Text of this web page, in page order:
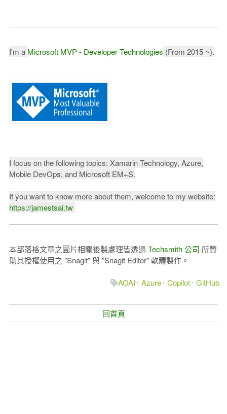
I'm a Microsoft MVP - Developer Technologies (From 2015 ~).
I focus on the following topics: Xamarin Technology, Azure,
Mobile DevOps, and Microsoft EM+S.
If you want to know more about them, welcome to my website:
https://jamestsai.tw
本部落格文章之圖片相關後製處理皆透過 Techsmith 公司 所贊
助其授權使用之 "Snagit" 與 "Snagit Editor" 軟體製作。
AOAI Azure Copilot GitHub
回首頁